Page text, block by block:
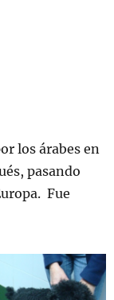
los árabes en
pasando
Fue